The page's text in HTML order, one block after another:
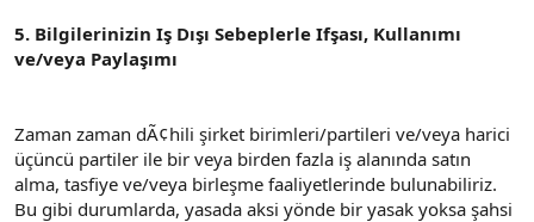
5. Bilgilerinizin Iş Dışı Sebeplerle Ifşası, Kullanımı
ve/veya Paylaşımı
Zaman zaman dÃ¢hili şirket birimleri/partileri ve/veya harici
üçüncü partiler ile bir veya birden fazla iş alanında satın
alma, tasfiye ve/veya birleşme faaliyetlerinde bulunabiliriz.
Bu gibi durumlarda, yasada aksi yönde bir yasak yoksa şahsi